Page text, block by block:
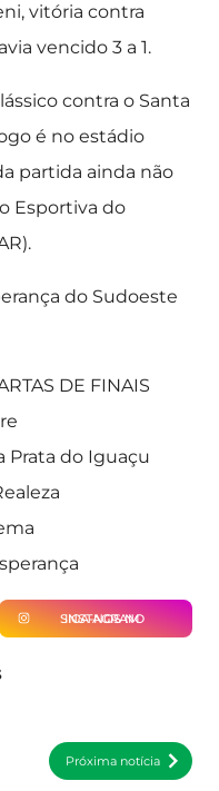
vitória contra
vencido 3 a 1.
contra o Santa
é no estádio
partida ainda não
Esportiva do
do Sudoeste
DE FINAIS
Prata do Iguaçu
SIGA-NOS NO INSTAGRAM
Próxima notícia